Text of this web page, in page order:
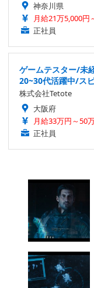
神奈川県
月給21万5,000円
正社員
ゲームテスター/未
20~30代活躍中/ス
株式会社Tetote
大阪府
月給33万円～50
正社員